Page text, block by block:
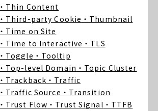
・Thin Content
・Third-party Cookie ・Thumbnail
・Time on Site
・Time to Interactive ・TLS
・Toggle ・Tooltip
・Top-level Domain ・Topic Cluster
・Trackback ・Traffic
・Traffic Source ・Transition
・Trust Flow ・Trust Signal ・TTFB